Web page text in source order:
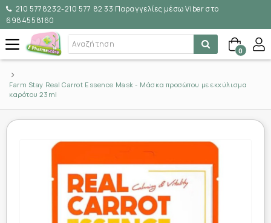
210 5778232-210 577 82 33 Παραγγελίες μέσω Viber στο
6984558160
0
Farm Stay Real Carrot Essence Mask - Μάσκα προσώπου με εκχύλισμα
καρότου 23ml